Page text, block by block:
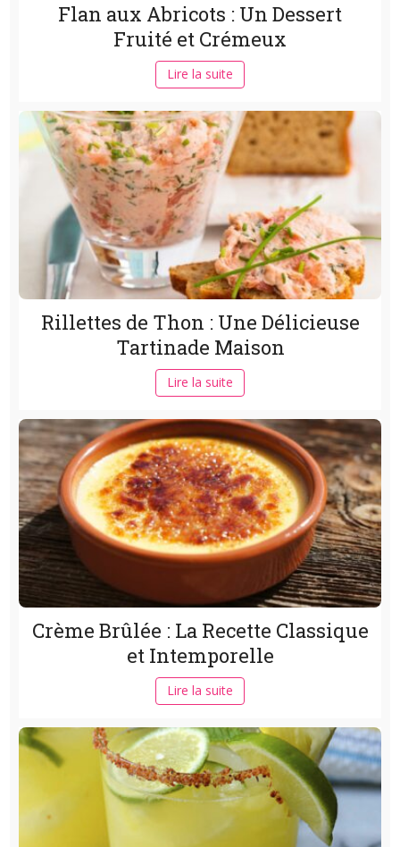
Flan aux Abricots : Un Dessert
Fruité et Crémeux
Lire la suite
Rillettes de Thon : Une Délicieuse
Tartinade Maison
Lire la suite
Crème Brûlée : La Recette Classique
et Intemporelle
Lire la suite